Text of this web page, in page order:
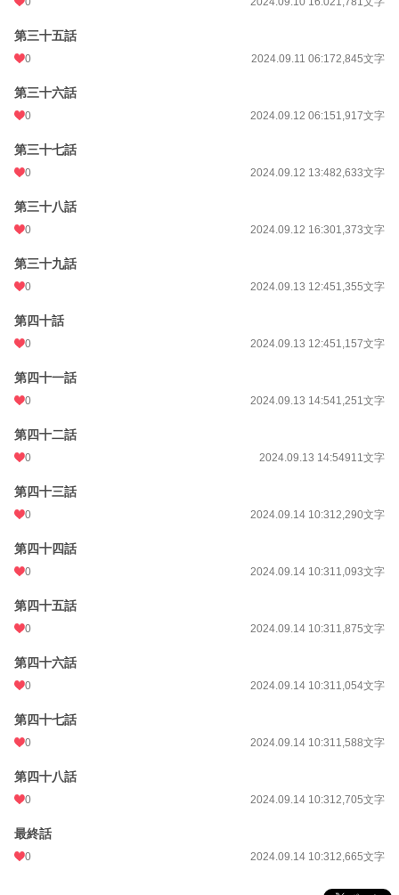
第三十五話
0 2024.09.11 06:172,845文字
第三十六話
0 2024.09.12 06:151,917文字
第三十七話
0 2024.09.12 13:482,633文字
第三十八話
0 2024.09.12 16:301,373文字
第三十九話
0 2024.09.13 12:451,355文字
第四十話
0 2024.09.13 12:451,157文字
第四十一話
0 2024.09.13 14:541,251文字
第四十二話
0 2024.09.13 14:54911文字
第四十三話
0 2024.09.14 10:312,290文字
第四十四話
0 2024.09.14 10:311,093文字
第四十五話
0 2024.09.14 10:311,875文字
第四十六話
0 2024.09.14 10:311,054文字
第四十七話
0 2024.09.14 10:311,588文字
第四十八話
0 2024.09.14 10:312,705文字
最終話
0 2024.09.14 10:312,665文字